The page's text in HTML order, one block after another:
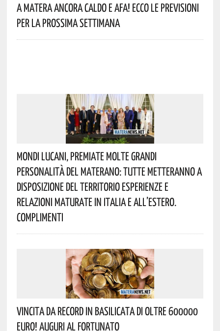
A Matera Ancora Caldo E Afa! Ecco Le Previsioni
Per La Prossima Settimana
Mondi Lucani, Premiate Molte Grandi
Personalità Del Materano: Tutte Metteranno A
Disposizione Del Territorio Esperienze E
Relazioni Maturate In Italia E All’estero.
Complimenti
Vincita Da Record In Basilicata Di Oltre 600000
Euro! Auguri Al Fortunato